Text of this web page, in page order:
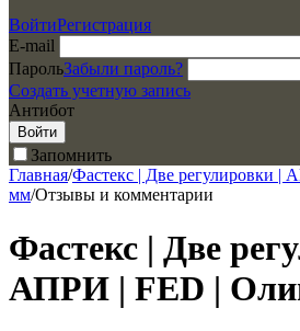
ВойтиРегистрация
E-mail
ПарольЗабыли пароль?
Создать учетную запись
Антибот
Войти
Запомнить
Главная/Фастекс | Две регулировки |
мм/Отзывы и комментарии
Фастекс | Две
АПРИ | FED |